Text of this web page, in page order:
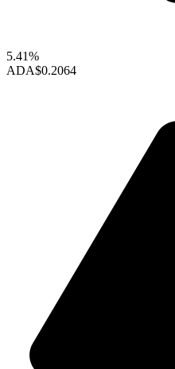
5.41%
ADA$0.2064